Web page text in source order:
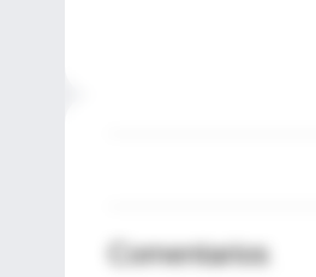
Comentarios